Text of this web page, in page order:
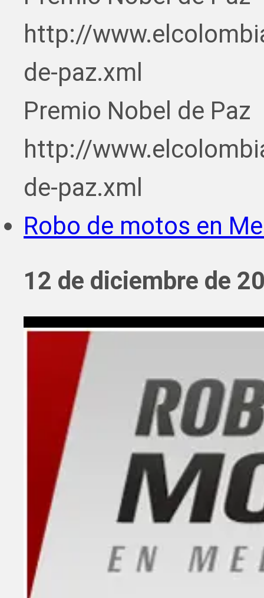
http://
de-paz.xml
Premio Nobel de Paz
http://
de-paz.xml
Robo de motos en
12 de diciembre de